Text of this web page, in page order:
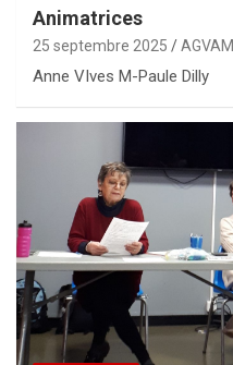
Animatrices
25 septembre 2025 AGVAM
Anne VIves M-Paule Dilly